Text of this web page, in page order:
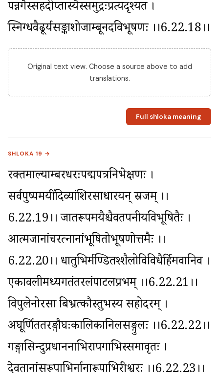
पन्नगैस्सहदीप्तास्यैस्समुद्रःप्रत्यदृश्यत ।
स्निग्धवैढूर्यसङ्काशोजाम्बूनदविभूषणः ।।6.22.18।।
Original text view. Choose a source above to add
translations.
Full shloka meaning
SHLOKA 19 →
रक्तमाल्याम्बरधरःपद्मपत्रनिभेक्षणः ।
सर्वपुष्पमयींदिव्यांशिरसाधारयन् स्रजम् ।।
6.22.19।। जातरूपमयैश्चैवतपनीयविभूषितैः ।
आत्मजानांचरत्नानांभूषितोभूषणोत्तमैः ।।
6.22.20।। धातुभिर्मण्डितश्शैलोविविधैर्हिमवानिव ।
एकावलीमध्यगतंतरलंपाटलप्रभम् ।।6.22.21।।
विपुलेनोरसा बिभ्रत्कौस्तुभस्य सहोदरम् ।
अघूर्णिततरङ्गौघःकालिकानिलसङ्गुलः ।।6.22.22।।
गङ्गासिन्दुप्रधाननाभिरापगाभिस्समावृतः ।
देवतानांसरूपाभिर्नानारूपाभिरीश्वरः ।।6.22.23।।